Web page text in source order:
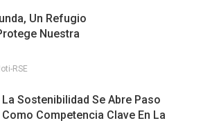
Un Refugio
Nuestra
RSE
La Sostenibilidad Se Abre Paso
Como Competencia Clave En La